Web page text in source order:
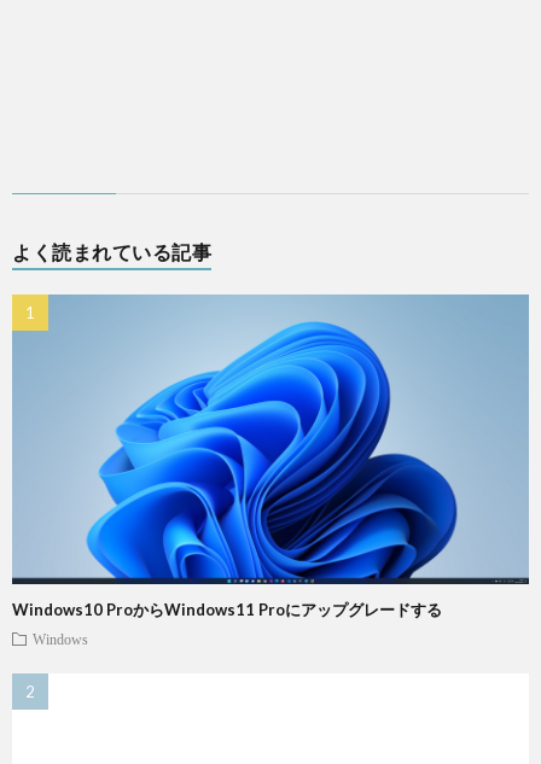
よく読まれている記事
Windows10 ProからWindows11 Proにアップグレードする
Windows